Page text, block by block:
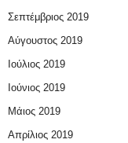
Σεπτέμβριος 2019
Αύγουστος 2019
Ιούλιος 2019
Ιούνιος 2019
Μάιος 2019
Απρίλιος 2019